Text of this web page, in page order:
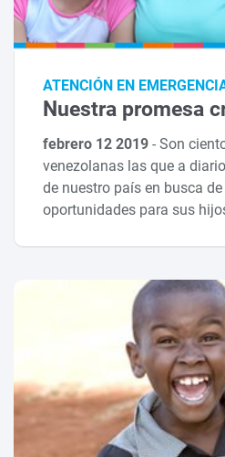
ATENCIÓN EN
Nuestra promesa
febrero 12 2019-Son
venezolanas las que a
de nuestro país en busca
oportunidades para sus